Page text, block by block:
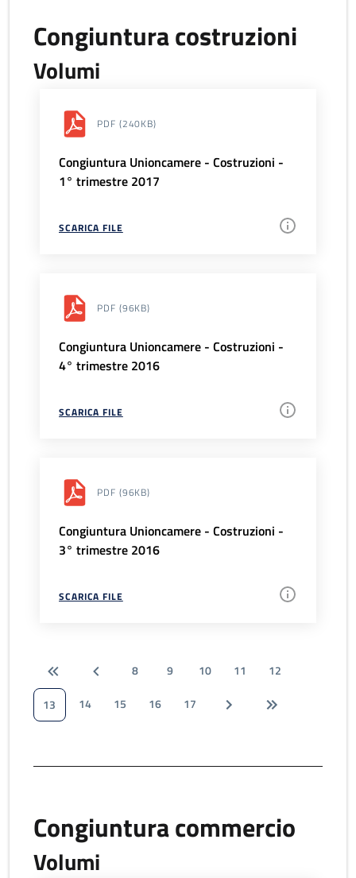
Congiuntura costruzioni
Volumi
PDF (240KB)
Congiuntura Unioncamere - Costruzioni -
1° trimestre 2017
SCARICA FILE
PDF (96KB)
Congiuntura Unioncamere - Costruzioni -
4° trimestre 2016
SCARICA FILE
PDF (96KB)
Congiuntura Unioncamere - Costruzioni -
3° trimestre 2016
SCARICA FILE
8 9 10 11
12
13
14 15 16 17
Congiuntura commercio
Volumi